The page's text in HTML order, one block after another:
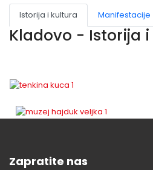
Istorija i kultura Manifestacije
Kladovo - Istorija
Zapratite nas